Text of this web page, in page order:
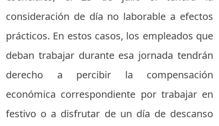
consideración de día no laborable a efectos
prácticos. En estos casos, los empleados que
deban trabajar durante esa jornada tendrán
derecho a percibir la compensación
económica correspondiente por trabajar en
festivo o a disfrutar de un día de descanso